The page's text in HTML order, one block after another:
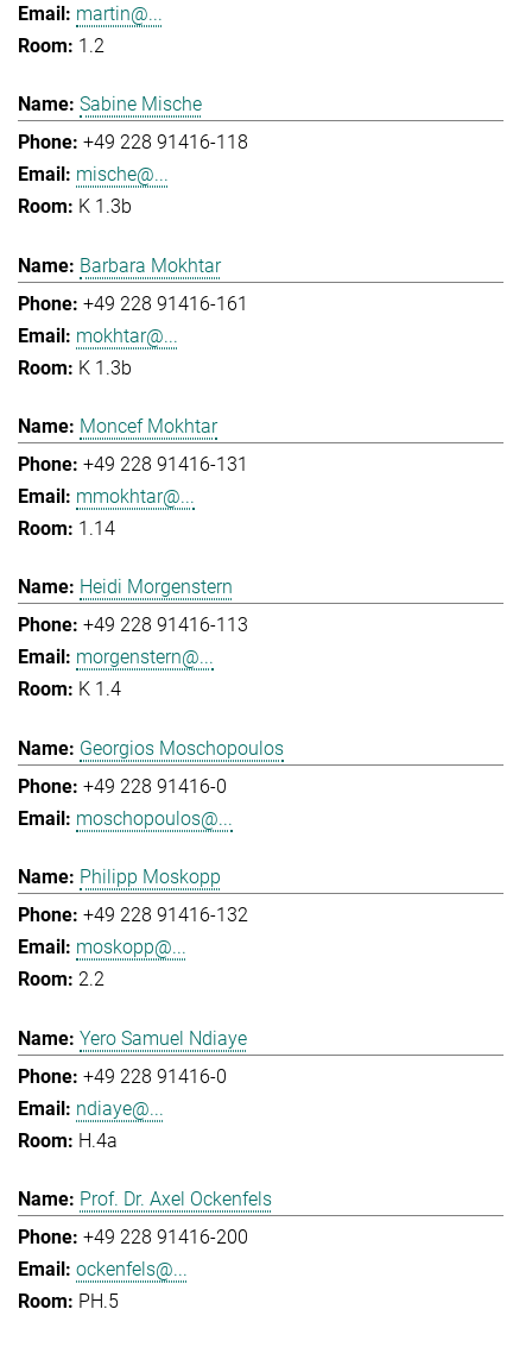
martin@...
1.2
Sabine Mische
+49 228 91416-118
mische@...
K 1.3b
Barbara Mokhtar
+49 228 91416-161
mokhtar@...
K 1.3b
Moncef Mokhtar
+49 228 91416-131
mmokhtar@...
1.14
Heidi Morgenstern
+49 228 91416-113
morgenstern@...
K 1.4
Georgios Moschopoulos
+49 228 91416-0
moschopoulos@...
Philipp Moskopp
+49 228 91416-132
moskopp@...
2.2
Yero Samuel Ndiaye
+49 228 91416-0
ndiaye@...
H.4a
Prof. Dr. Axel Ockenfels
+49 228 91416-200
ockenfels@...
PH.5